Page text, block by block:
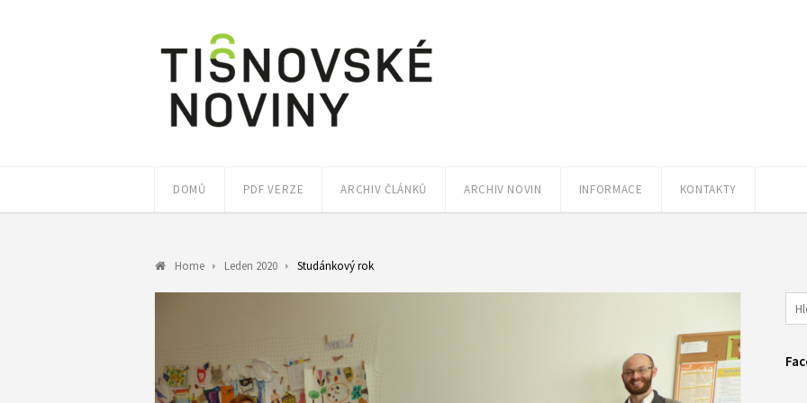
DOMŮ PDF VERZE ARCHIV ČLÁNKŮ ARCHIV NOVIN INFORMACE KONTAKTY
Home Leden 2020 Studánkový rok